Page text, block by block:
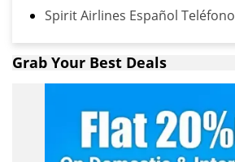
Spirit Airlines Español Teléfono
Grab Your Best Deals